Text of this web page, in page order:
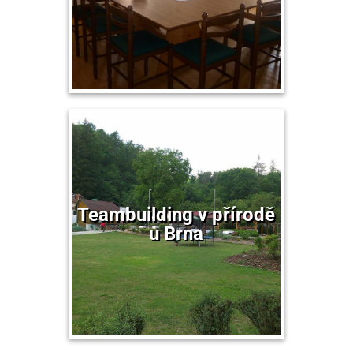
Teambuilding v přírodě
u Brna